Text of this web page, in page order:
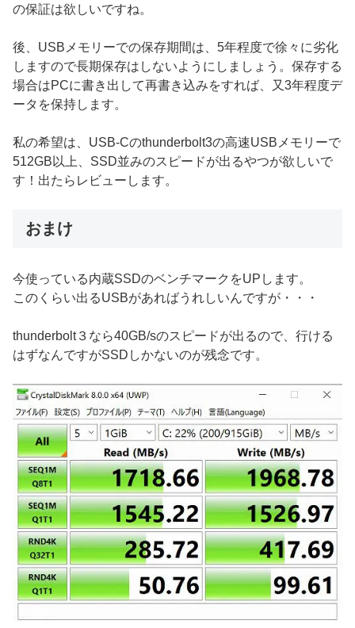
の保証は欲しいですね。
後、USBメモリーでの保存期間は、5年程度で徐々に劣化
しますので長期保存はしないようにしましょう。保存する
場合はPCに書き出して再書き込みをすれば、又3年程度デ
ータを保持します。
私の希望は、USB-Cのthunderbolt3の高速USBメモリーで
512GB以上、SSD並みのスピードが出るやつが欲しいで
す！出たらレビューします。
おまけ
今使っている内蔵SSDのベンチマークをUPします。
このくらい出るUSBがあればうれしいんですが・・・
thunderbolt３なら40GB/sのスピードが出るので、行ける
はずなんですがSSDしかないのが残念です。